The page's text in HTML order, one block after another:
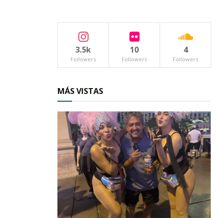
permiten compartir los problemas,
intercambiar opiniones y descubrir diferentes
puntos de vista sobre cuestiones de interés
Posterior al evento cultural se realizó el
protocolo oficial en el cual se firmó el acuerdo
de hermanamiento por parte de los alcaldes de
ambos municipios, donde quedó plasmada de
manera oficial la firma de ambos alcaldes así
como de los testigos de honor.
Bajo ese tenor, el presidente municipal de
Juchipila, Felipe Ibarra Enríquez, se congratuló
por la aprobación realizada y afirmó que la
3.5k
Followers
10
Followers
4
Followers
MÁS VISTAS